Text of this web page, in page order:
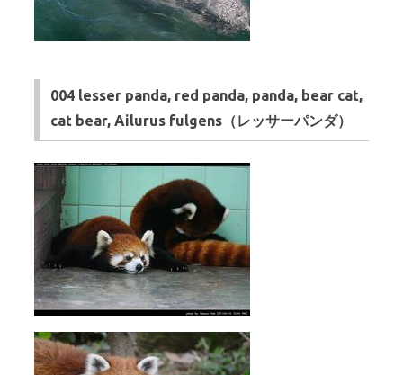
004 lesser panda, red panda, panda, bear cat,
cat bear, Ailurus fulgens（レッサーパンダ）